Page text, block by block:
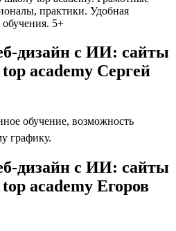
практики. Удобная
5+
дизайн с ИИ: сайты
academy Сергей
обучение, возможность
графику.
дизайн с ИИ: сайты
academy Егоров